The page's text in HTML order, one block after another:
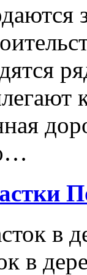
в
в